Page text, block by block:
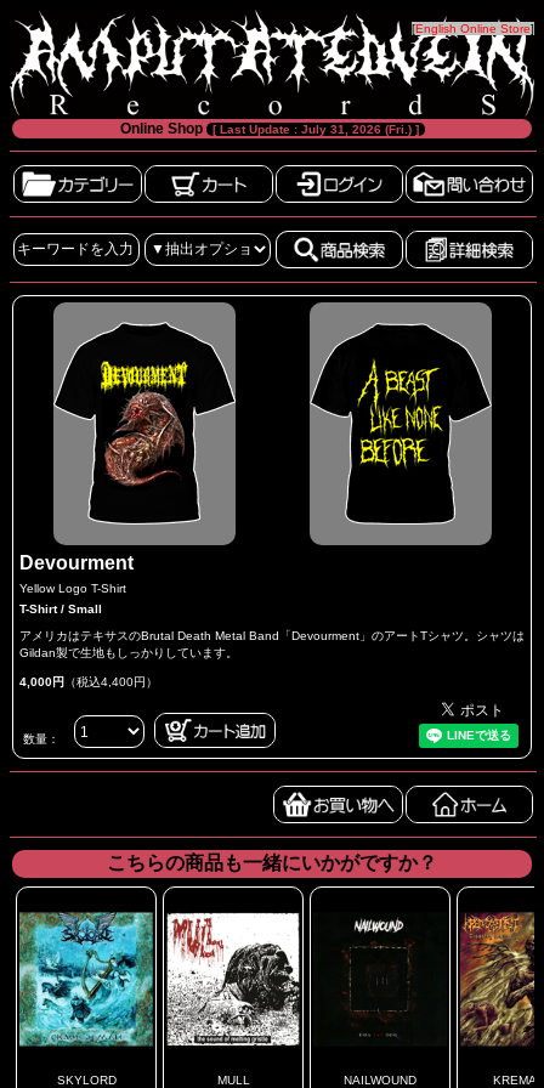
[English Online Store]
Online Shop [ Last Update : July 31, 2026 (Fri.) ]
Devourment
Yellow Logo T-Shirt
T-Shirt / Small
アメリカはテキサスのBrutal Death Metal Band「Devourment」のアートTシャツ。シャツは
Gildan製で生地もしっかりしています。
4,000円 （税込4,400円）
数量：
こちらの商品も一緒にいかがですか？
SKYLORD MULL NAILWOUND